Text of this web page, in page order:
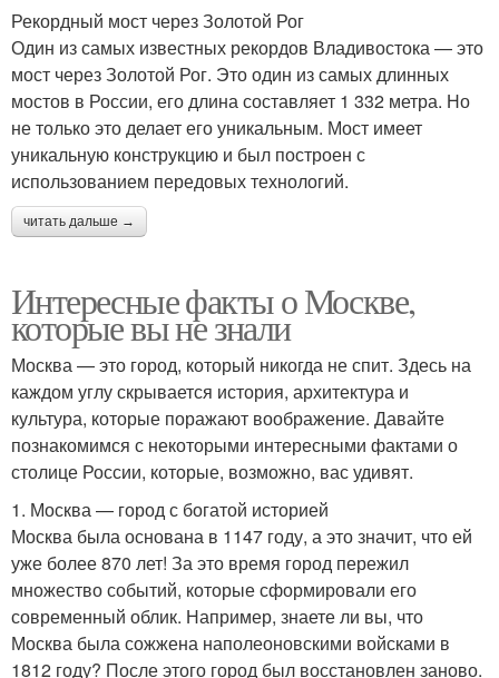
Рекордный мост через Золотой Рог
Один из самых известных рекордов Владивостока — это
мост через Золотой Рог. Это один из самых длинных
мостов в России, его длина составляет 1 332 метра. Но
не только это делает его уникальным. Мост имеет
уникальную конструкцию и был построен с
использованием передовых технологий.
читать дальше →
Интересные факты о Москве,
которые вы не знали
Москва — это город, который никогда не спит. Здесь на
каждом углу скрывается история, архитектура и
культура, которые поражают воображение. Давайте
познакомимся с некоторыми интересными фактами о
столице России, которые, возможно, вас удивят.
1. Москва — город с богатой историей
Москва была основана в 1147 году, а это значит, что ей
уже более 870 лет! За это время город пережил
множество событий, которые сформировали его
современный облик. Например, знаете ли вы, что
Москва была сожжена наполеоновскими войсками в
1812 году? После этого город был восстановлен заново.